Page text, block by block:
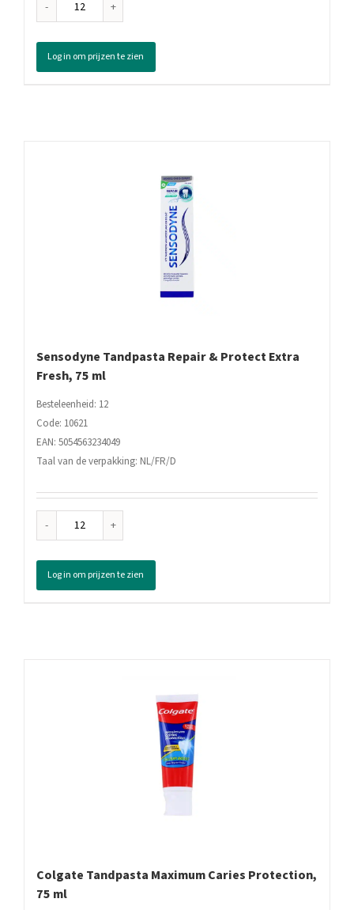
Colgate
Max
White
Instant,
Log in om prijzen te zien
Sensodyne Tandpasta Repair & Protect Extra
Fresh, 75 ml
Besteleenheid: 12
Code: 10621
EAN: 5054563234049
Taal van de verpakking: NL/FR/D
Sensodyne
Repair
&
Protect
Log in om prijzen te zien
Colgate Tandpasta Maximum Caries Protection,
75 ml